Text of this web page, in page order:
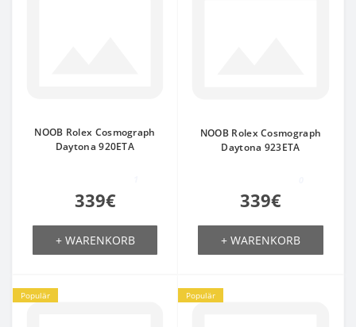
NOOB Rolex Cosmograph
Daytona 920ETA
339€
+ WARENKORB
NOOB Rolex Cosmograph
Daytona 923ETA
339€
+ WARENKORB
Populär Populär